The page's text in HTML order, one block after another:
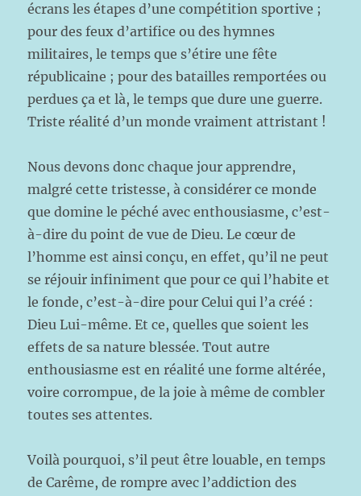
écrans les étapes d’une compétition sportive ;
pour des feux d’artifice ou des hymnes
militaires, le temps que s’étire une fête
républicaine ; pour des batailles remportées ou
perdues ça et là, le temps que dure une guerre.
Triste réalité d’un monde vraiment attristant !
Nous devons donc chaque jour apprendre,
malgré cette tristesse, à considérer ce monde
que domine le péché avec enthousiasme, c’est-
à-dire du point de vue de Dieu. Le cœur de
l’homme est ainsi conçu, en effet, qu’il ne peut
se réjouir infiniment que pour ce qui l’habite et
le fonde, c’est-à-dire pour Celui qui l’a créé :
Dieu Lui-même. Et ce, quelles que soient les
effets de sa nature blessée. Tout autre
enthousiasme est en réalité une forme altérée,
voire corrompue, de la joie à même de combler
toutes ses attentes.
Voilà pourquoi, s’il peut être louable, en temps
de Carême, de rompre avec l’addiction des